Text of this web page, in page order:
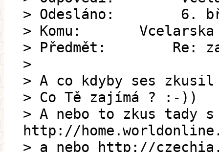
> Odesláno: 6.
> Komu: Vcelarska
> Předmět: Re:
>
> A co kdyby ses
> Co Tě zajímá ? :-))
> A nebo to zkus tady
http://
> a nebo http://